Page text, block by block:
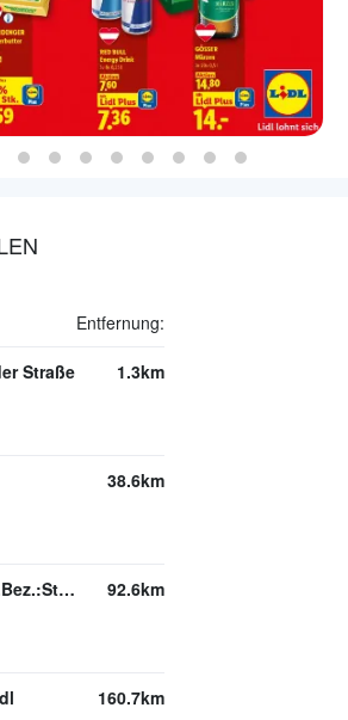
Entfernung:
Straße 1.3km
38.6km
BAUHAUS Graz - 16.Bez.:Straßgang 92.6km
160.7km